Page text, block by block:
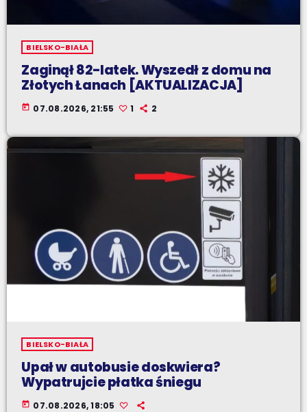
BIELSKO-BIAŁA
Zaginął 82-latek. Wyszedł z domu na
Złotych Łanach [AKTUALIZACJA]
today 07.08.2026, 21:55 1 2
BIELSKO-BIAŁA
Upał w autobusie doskwiera?
Wypatrujcie płatka śniegu
today 07.08.2026, 18:05